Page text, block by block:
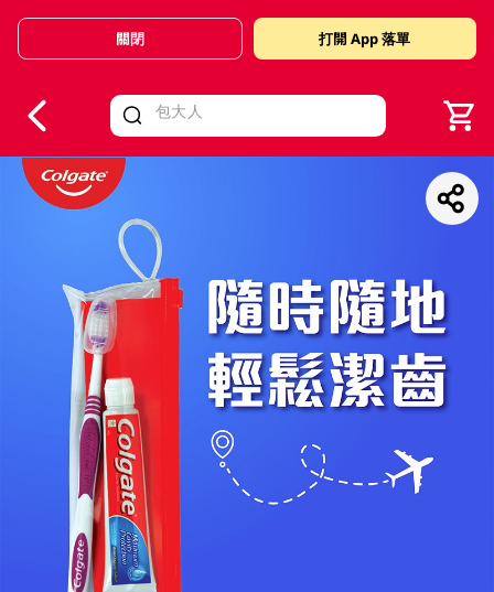
Valid Until 30 June 2026
關閉 打開 App 落單